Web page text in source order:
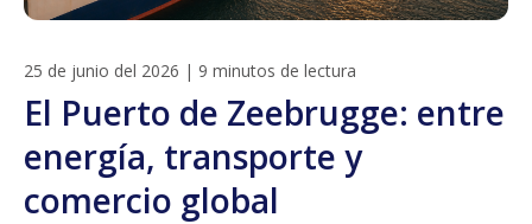
25 de junio del 2026 | 9 minutos de lectura
El Puerto de Zeebrugge: entre
energía, transporte y
comercio global